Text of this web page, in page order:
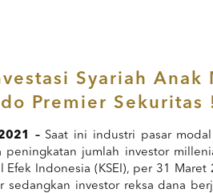
Syariah Anak
Premier Sekuritas
–Saat ini industri pasar
jumlah investor
Efek Indonesia (KSEI), per 31
sedangkan investor reksa dana